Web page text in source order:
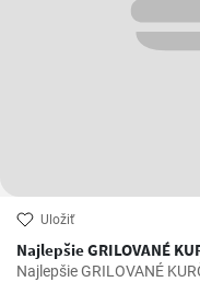
Uložiť
Najlepšie GRILOVANÉ
Najlepšie GRILOVANÉ